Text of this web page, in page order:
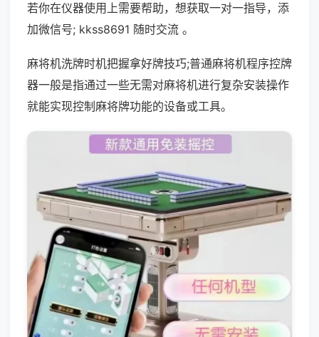
若你在仪器使用上需要帮助，想获取一对一指导，添
加微信号; kkss8691 随时交流 。
麻将机洗牌时机把握拿好牌技巧;普通麻将机程序控牌
器一般是指通过一些无需对麻将机进行复杂安装操作
就能实现控制麻将牌功能的设备或工具。